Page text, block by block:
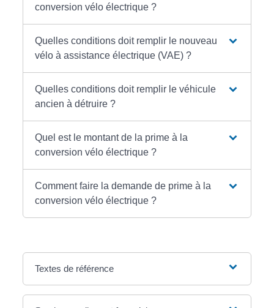
conversion vélo électrique ?
Quelles conditions doit remplir le nouveau
vélo à assistance électrique (VAE) ?
Quelles conditions doit remplir le véhicule
ancien à détruire ?
Quel est le montant de la prime à la
conversion vélo électrique ?
Comment faire la demande de prime à la
conversion vélo électrique ?
Textes de référence